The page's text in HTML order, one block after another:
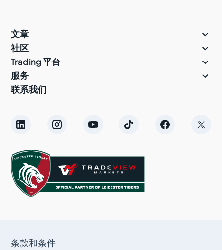
文章 
社区 
Trading 平台 
服务 
联系我们
条款和条件